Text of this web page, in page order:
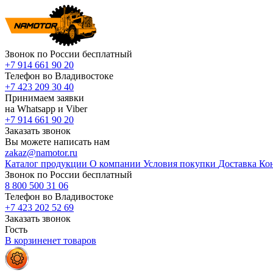
Звонок по России бесплатный
+7 914 661 90 20
Телефон во Владивостоке
+7 423 209 30 40
Принимаем заявки
на Whatsapp и Viber
+7 914 661 90 20
Заказать звонок
Вы можете написать нам
zakaz@namotor.ru
Каталог продукции О компании Условия покупки Доставка
Звонок по России бесплатный
8 800 500 31 06
Телефон во Владивостоке
+7 423 202 52 69
Заказать звонок
Гость
В корзиненет товаров